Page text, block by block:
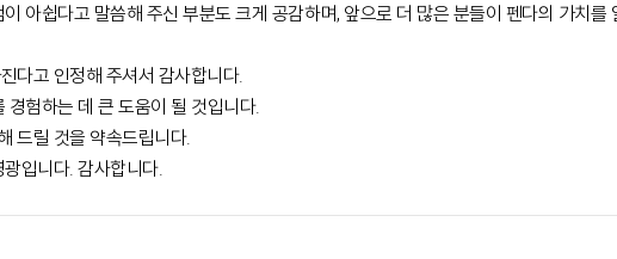
아쉽다고 말씀해 주신 부분도 크게 공감하며, 앞으로 더 많은 분들이 펜다의 가치를
다고 인정해 주셔서 감사합니다.
험하는 데 큰 도움이 될 것입니다.
드릴 것을 약속드립니다.
입니다. 감사합니다.